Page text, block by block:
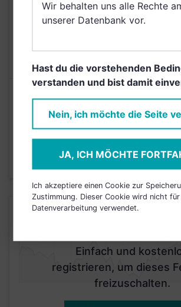
2,40%
Risikoeinstufung laut
4
KURSENTWICKLUNG
Einfach und
registrieren, um dieses
freizuschalten.
Wir behalten uns alle Rechte
unserer Datenbank vor.
Hast du die vorstehenden
verstanden und bist damit
Nein, ich möchte die Seite
JA, ICH MÖCHTE
Ich akzeptiere einen Cookie zur
Zustimmung. Dieser Cookie wird nicht
Datenverarbeitung verwendet.